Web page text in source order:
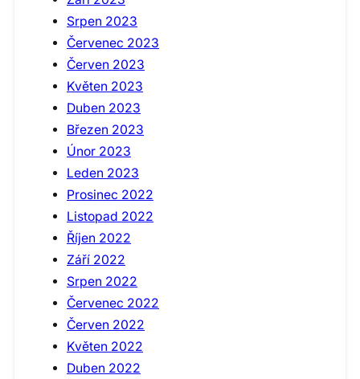
Srpen 2023
Červenec 2023
Červen 2023
Květen 2023
Duben 2023
Březen 2023
Únor 2023
Leden 2023
Prosinec 2022
Listopad 2022
Říjen 2022
Září 2022
Srpen 2022
Červenec 2022
Červen 2022
Květen 2022
Duben 2022